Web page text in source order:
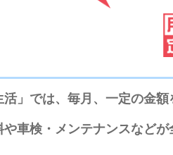
」では、毎月、一定の金
車検・メンテナンスなど